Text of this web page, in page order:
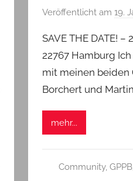
Veröffentlicht am19.
SAVE THE DATE! –
22767 Hamburg
mit meinen beiden
Borchert und
mehr...
Community, GPPB